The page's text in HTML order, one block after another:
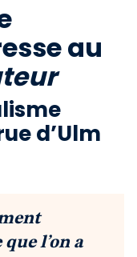
au
d’Ulm
l’on a